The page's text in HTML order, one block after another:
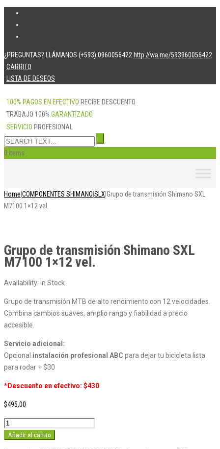
¿PREGUNTAS? LLÁMANOS (+593) 0960056422 http://wa.me/593960056422
CARRITO
LISTA DE DESEOS
100% PAGOS EN EFECTIVO RECIBE DESCUENTO
TRABAJO 100% GARANTIZADO
SERVICIO PROFESIONAL
0 items
Home COMPONENTES SHIMANO SLX Grupo de transmisión Shimano SXL
M7100 1×12 vel.
Grupo de transmisión Shimano SXL
M7100 1×12 vel.
Availability: In Stock
Grupo de transmisión MTB de alto rendimiento con 12 velocidades.
Combina cambios suaves, amplio rango y fiabilidad a precio
accesible.
Servicio adicional:
Opcional instalación profesional ABC para dejar tu bicicleta lista
para rodar + $30
*Descuento en efectivo: $430
$495,00
Grupo
de
Añadir al carrito